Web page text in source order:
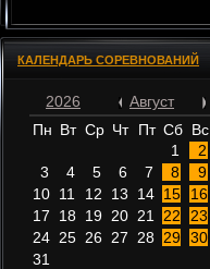
КАЛЕНДАРЬ СОРЕВНОВАНИЙ
2026
Август
Пн Вт Ср Чт Пт Сб Вс
1
2
3
4 5 6 7 8
9
10 11 12 13 14 15
16
17
18 19 20 21 22
23
24 25 26 27 28 29 30
31